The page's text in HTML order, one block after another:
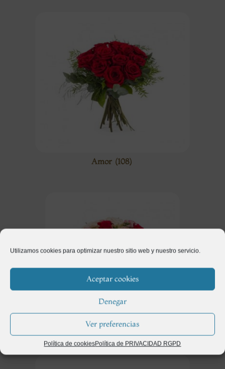
Utilizamos cookies para optimizar nuestro sitio web y nuestro servicio.
Aceptar cookies
Denegar
Ver preferencias
Política de cookiesPolítica de PRIVACIDAD RGPD
Amor (108)
Aniversario(102)